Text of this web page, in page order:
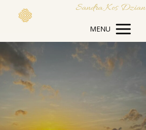
Sandra Kos Dzian
MENU